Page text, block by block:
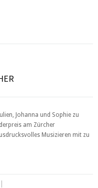
Johanna und Sophie zu
am Zürcher
Musizieren mit zu